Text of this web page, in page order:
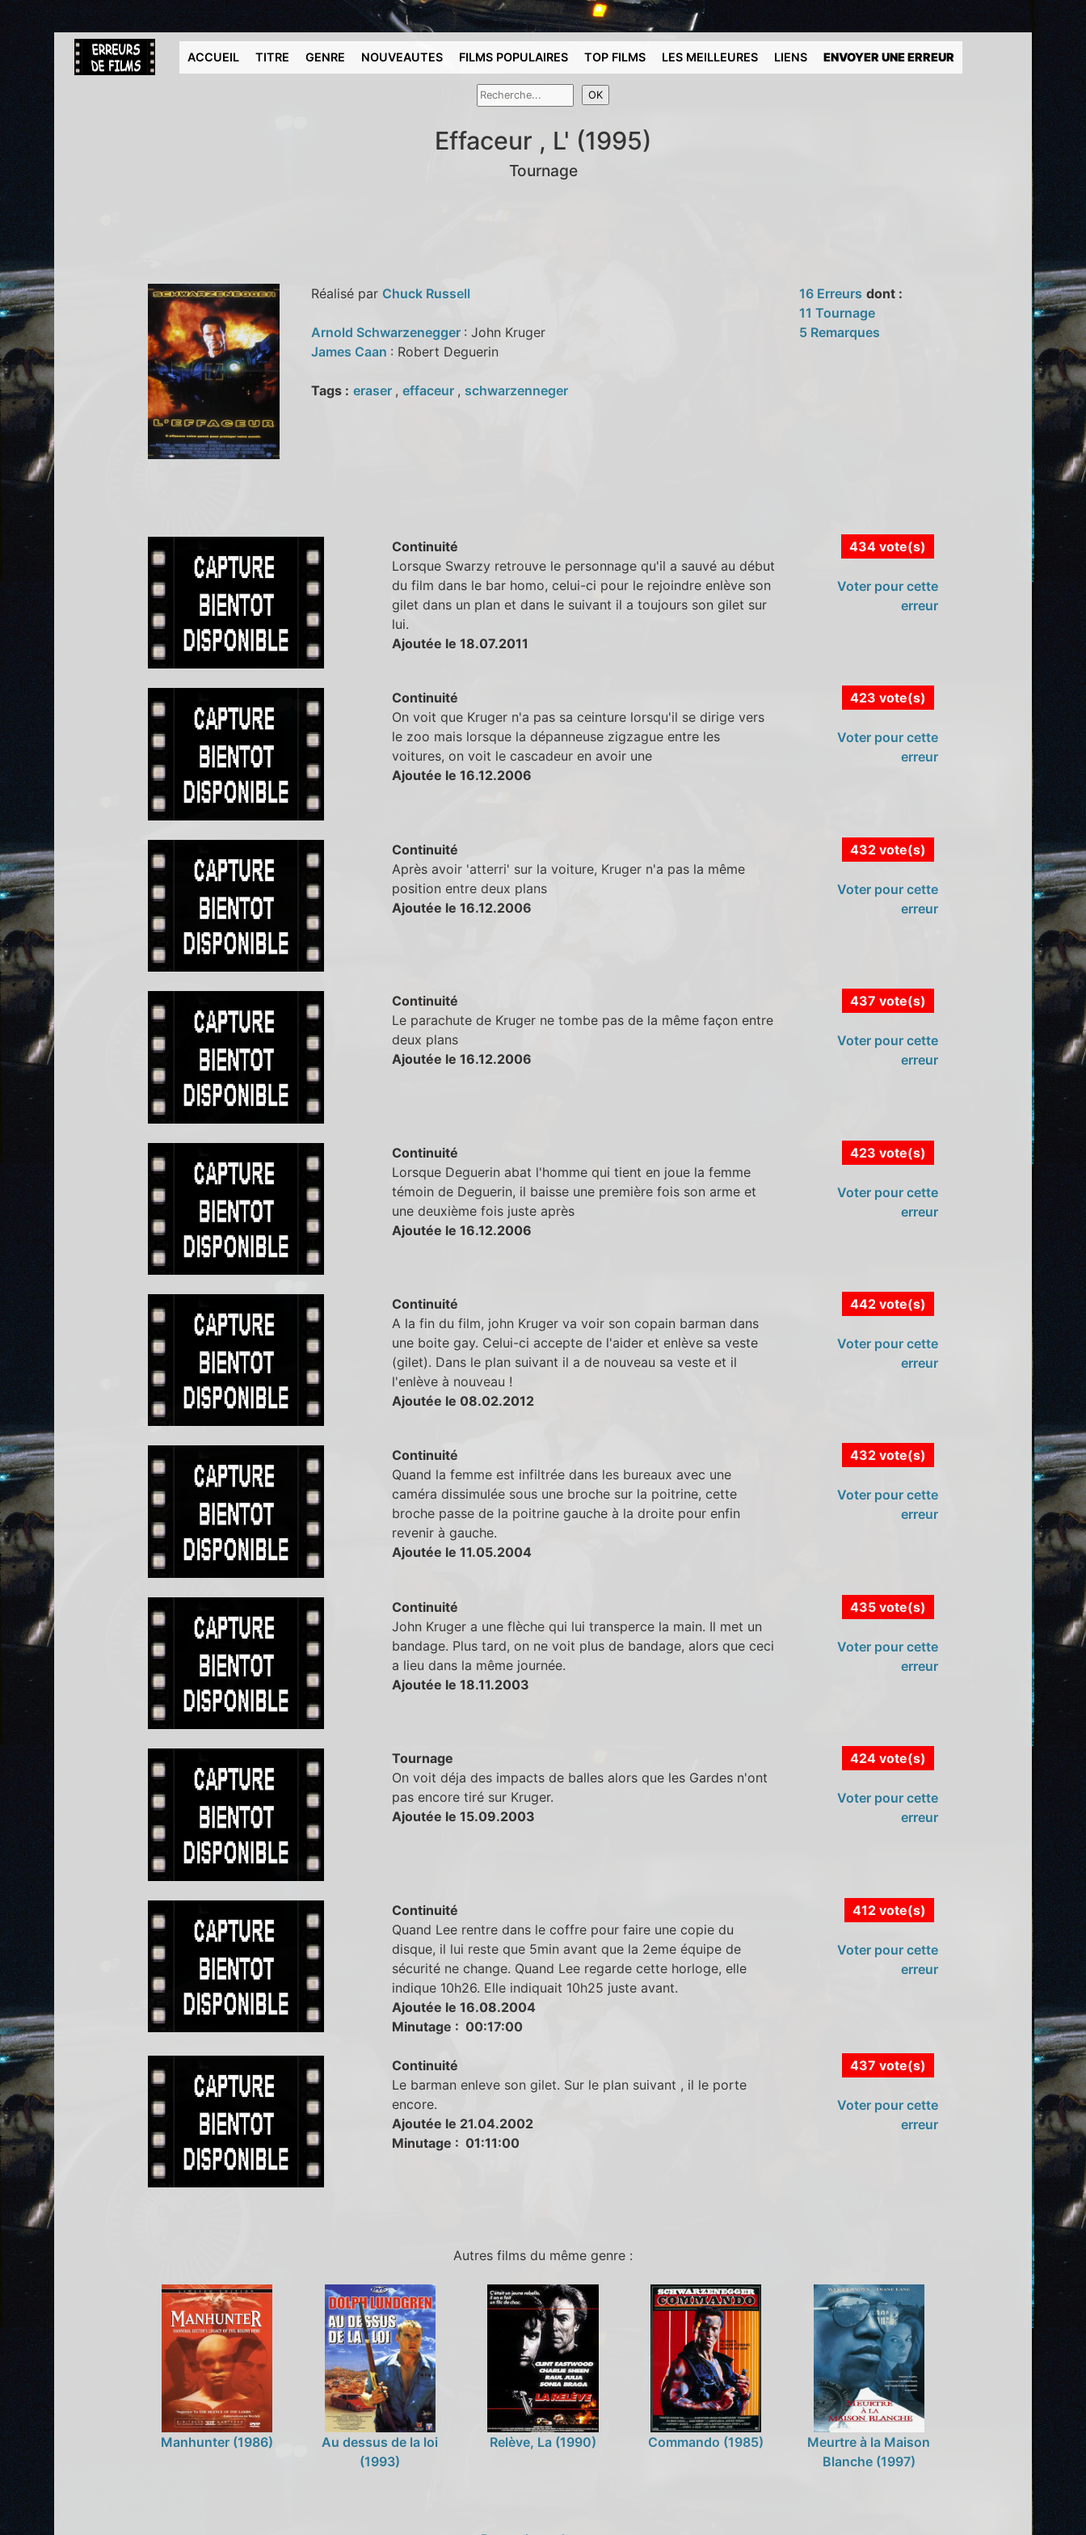
ACCUEIL TITRE GENRE NOUVEAUTES FILMS POPULAIRES TOP FILMS LES MEILLEURES LIENS ENVOYER UNE ERREUR
Effaceur , L' (1995)
Tournage
Réalisé par Chuck Russell
Arnold Schwarzenegger : John Kruger
James Caan : Robert Deguerin
Tags : eraser , effaceur , schwarzenneger
16 Erreurs dont :
11 Tournage
5 Remarques
Continuité
Lorsque Swarzy retrouve le personnage qu'il a sauvé au début
du film dans le bar homo, celui-ci pour le rejoindre enlève son
gilet dans un plan et dans le suivant il a toujours son gilet sur
lui.
Ajoutée le 18.07.2011
434 vote(s)
Voter pour cette
erreur
Continuité
On voit que Kruger n'a pas sa ceinture lorsqu'il se dirige vers
le zoo mais lorsque la dépanneuse zigzague entre les
voitures, on voit le cascadeur en avoir une
Ajoutée le 16.12.2006
423 vote(s)
Voter pour cette
erreur
Continuité
Après avoir 'atterri' sur la voiture, Kruger n'a pas la même
position entre deux plans
Ajoutée le 16.12.2006
432 vote(s)
Voter pour cette
erreur
Continuité
Le parachute de Kruger ne tombe pas de la même façon entre
deux plans
Ajoutée le 16.12.2006
437 vote(s)
Voter pour cette
erreur
Continuité
Lorsque Deguerin abat l'homme qui tient en joue la femme
témoin de Deguerin, il baisse une première fois son arme et
une deuxième fois juste après
Ajoutée le 16.12.2006
423 vote(s)
Voter pour cette
erreur
Continuité
A la fin du film, john Kruger va voir son copain barman dans
une boite gay. Celui-ci accepte de l'aider et enlève sa veste
(gilet). Dans le plan suivant il a de nouveau sa veste et il
l'enlève à nouveau !
Ajoutée le 08.02.2012
442 vote(s)
Voter pour cette
erreur
Continuité
Quand la femme est infiltrée dans les bureaux avec une
caméra dissimulée sous une broche sur la poitrine, cette
broche passe de la poitrine gauche à la droite pour enfin
revenir à gauche.
Ajoutée le 11.05.2004
432 vote(s)
Voter pour cette
erreur
Continuité
John Kruger a une flèche qui lui transperce la main. Il met un
bandage. Plus tard, on ne voit plus de bandage, alors que ceci
a lieu dans la même journée.
Ajoutée le 18.11.2003
435 vote(s)
Voter pour cette
erreur
Tournage
On voit déja des impacts de balles alors que les Gardes n'ont
pas encore tiré sur Kruger.
Ajoutée le 15.09.2003
424 vote(s)
Voter pour cette
erreur
Continuité
Quand Lee rentre dans le coffre pour faire une copie du
disque, il lui reste que 5min avant que la 2eme équipe de
sécurité ne change. Quand Lee regarde cette horloge, elle
indique 10h26. Elle indiquait 10h25 juste avant.
Ajoutée le 16.08.2004
Minutage : 00:17:00
412 vote(s)
Voter pour cette
erreur
Continuité
Le barman enleve son gilet. Sur le plan suivant , il le porte
encore.
Ajoutée le 21.04.2002
Minutage : 01:11:00
437 vote(s)
Voter pour cette
erreur
Autres films du même genre :
Manhunter (1986)
Au dessus de la loi
(1993)
Relève, La (1990) Commando (1985)
Meurtre à la Maison
Blanche (1997)